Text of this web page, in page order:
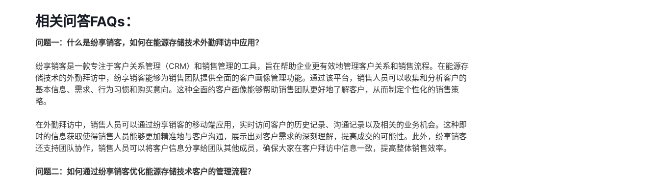
相关问答FAQs：
问题一：什么是纷享销客，如何在能源存储技术外勤拜访中应用？
纷享销客是一款专注于客户关系管理（CRM）和销售管理的工具，旨在帮助企业更有效地管理客户关系和销售流程。在能源存
储技术的外勤拜访中，纷享销客能够为销售团队提供全面的客户画像管理功能。通过该平台，销售人员可以收集和分析客户的
基本信息、需求、行为习惯和购买意向。这种全面的客户画像能够帮助销售团队更好地了解客户，从而制定个性化的销售策
略。
在外勤拜访中，销售人员可以通过纷享销客的移动端应用，实时访问客户的历史记录、沟通记录以及相关的业务机会。这种即
时的信息获取使得销售人员能够更加精准地与客户沟通，展示出对客户需求的深刻理解，提高成交的可能性。此外，纷享销客
还支持团队协作，销售人员可以将客户信息分享给团队其他成员，确保大家在客户拜访中信息一致，提高整体销售效率。
问题二：如何通过纷享销客优化能源存储技术客户的管理流程？